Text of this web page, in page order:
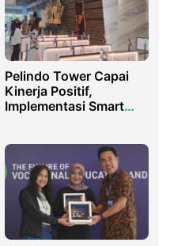
Pelindo Tower Capai
Kinerja Positif,
Implementasi Smart